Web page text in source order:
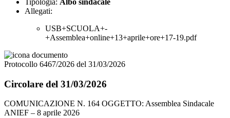
Allegati:
USB+SCUOLA+-
+Assemblea+online+13+aprile+ore+17-19.pdf
Protocollo 6467/2026 del 31/03/2026
Circolare del 31/03/2026
COMUNICAZIONE N. 164 OGGETTO: Assemblea Sindacale
ANIEF – 8 aprile 2026